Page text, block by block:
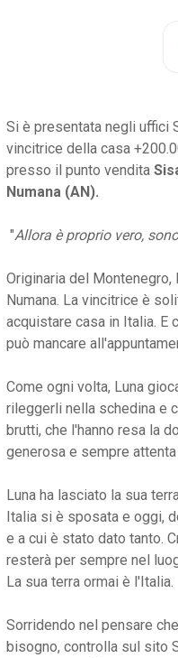
Si è presentata negli uffici
vincitrice della casa
presso il punto vendita
Numana (AN).
"Allora è proprio vero,
Originaria del
Numana. La vincitrice è
acquistare casa in Italia. E
può mancare
Come ogni volta, Luna
rileggerli nella schedina e
brutti, che l'hanno resa la
generosa e sempre
Luna ha lasciato la sua
Italia si è sposata e oggi,
e a cui è stato dato tanto.
resterà per sempre nel
La sua terra ormai è l'Italia.
Sorridendo nel pensare
bisogno, controlla sul sito